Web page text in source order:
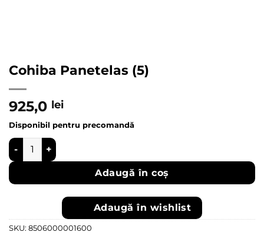
Cohiba Panetelas (5)
925,0 lei
Disponibil pentru precomandă
Cantitate Cohiba Panetelas (5)
Adaugă în coș
Adaugă în wishlist
SKU: 8506000001600